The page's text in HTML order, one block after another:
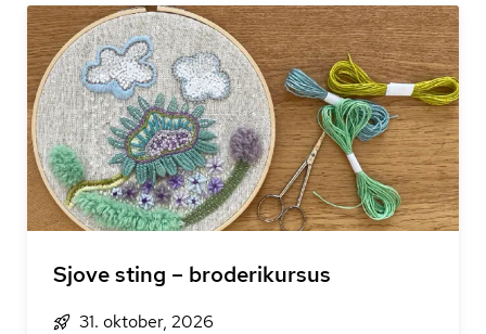
Sjove sting – broderikursus
31. oktober, 2026